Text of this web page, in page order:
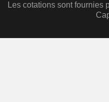
Les cotations sont fournies